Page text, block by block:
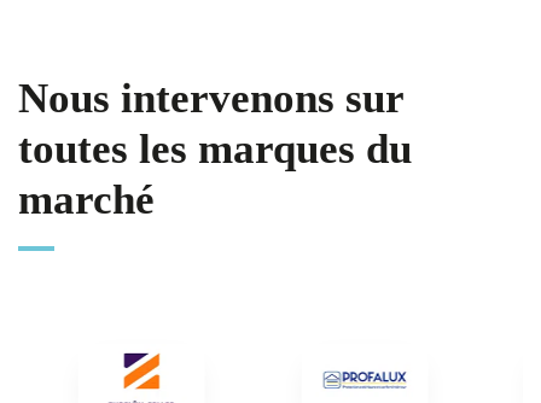
Nous intervenons sur
toutes les marques du
marché